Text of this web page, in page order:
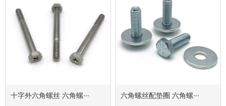
十字外六角螺丝 六角螺··· 六角螺丝配垫圈 六角螺···